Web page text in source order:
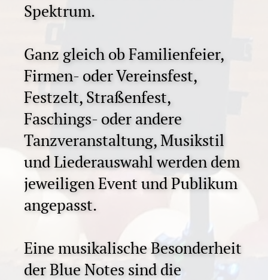
Spektrum.
Ganz gleich ob Familienfeier,
Firmen- oder Vereinsfest,
Festzelt, Straßenfest,
Faschings- oder andere
Tanzveranstaltung, Musikstil
und Liederauswahl werden dem
jeweiligen Event und Publikum
angepasst.
Eine musikalische Besonderheit
der Blue Notes sind die